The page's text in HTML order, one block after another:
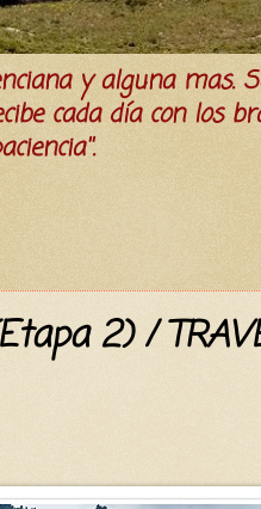
y alguna mas.
cada día con los
2) /